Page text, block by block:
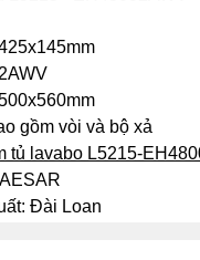
gồm vòi và bộ xả
tủ lavabo L5215-
Đài Loan